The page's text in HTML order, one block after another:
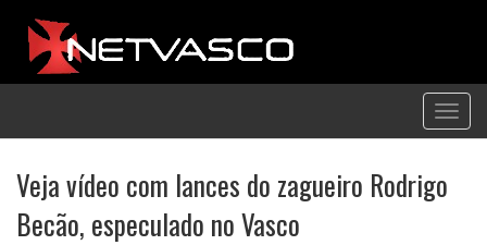
Veja vídeo com lances do zagueiro Rodrigo
Becão, especulado no Vasco